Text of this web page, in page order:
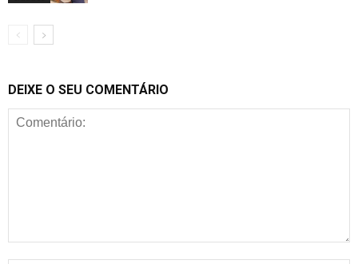
DEIXE O SEU COMENTÁRIO